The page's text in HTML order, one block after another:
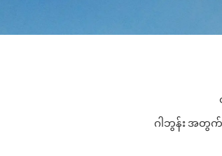
ဂါဘွန်း အတွက်